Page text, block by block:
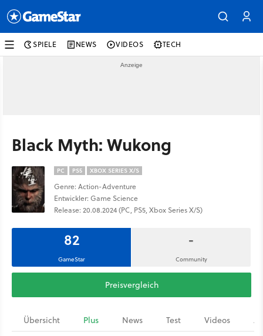
SPIELE NEWS VIDEOS TECH
Black Myth: Wukong
PC PS5 XBOX SERIES X/S
Genre: Action-Adventure
Entwickler: Game Science
Release: 20.08.2024 (PC, PS5, Xbox Series X/S)
82
GameStar
-
Community
Preisvergleich
Übersicht Plus News Test Videos